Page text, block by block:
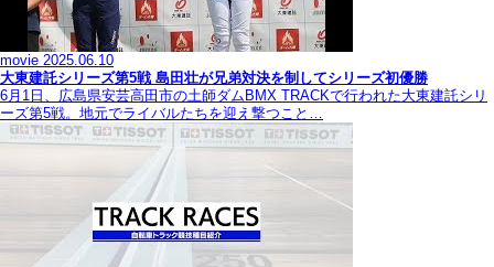
movie 2025.06.10
大東建託シリーズ第5戦 島田壮が兄弟対決を制してシリーズ初優勝
6月1日、広島県安芸高田市の土師ダムBMX TRACKで行われた大東建託シリ
ーズ第5戦。地元でライバルたちを迎え撃つこと…